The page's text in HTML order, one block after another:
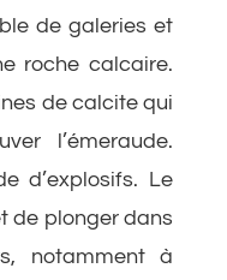
de galeries et
roche calcaire.
de calcite qui
l’émeraude.
d’explosifs. Le
de plonger dans
notamment à